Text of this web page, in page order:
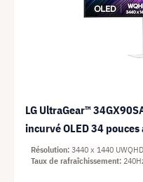
LG UltraGear™
incurvé OLED 34
Résolution 3440 x 1440 UWQHD
Taux de rafraîchissement